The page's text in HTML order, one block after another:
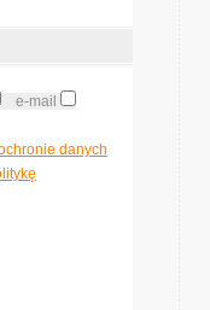
e-mail
danych